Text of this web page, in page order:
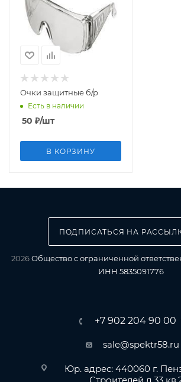
Очки защитные б/р
Есть в наличии
50 ₽/шт
В КОРЗИНУ
ПОДПИСАТЬСЯ НА
2026Общество с ограниченной
ИНН 5835091776
+7 902 204 90 00
sale@spektr58.ru
Юр. адрес: 440060 г.